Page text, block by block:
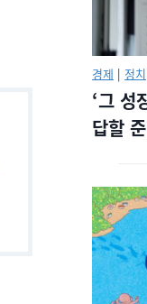
경제 | 정치
‘그 성
답할